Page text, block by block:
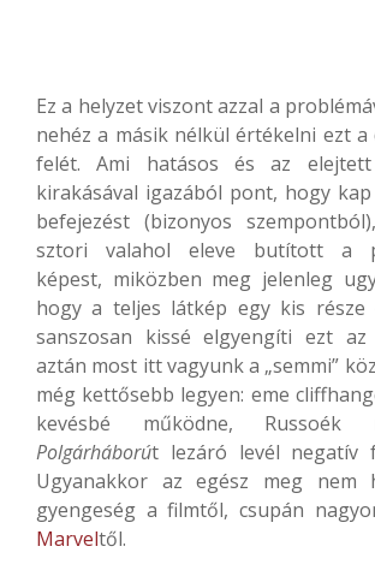
Ez a helyzet viszont azzal a
nehéz a másik nélkül értékelni ezt
felét. Ami hatásos és az elejtett
kirakásával igazából pont, hogy
befejezést (bizonyos
sztori valahol eleve butított a
képest, miközben meg jelenleg
hogy a teljes látkép egy kis része
sanszosan kissé elgyengíti ezt
aztán most itt vagyunk a „semmi”
még kettősebb legyen: eme
kevésbé működne, Russoék
Polgárháborút lezáró levél negatív
Ugyanakkor az egész meg nem
gyengeség a filmtől, csupán
Marveltől.